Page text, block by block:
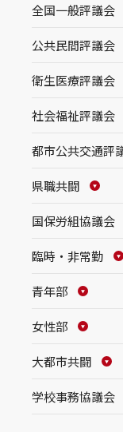
全国一般評議会
公共民間評議会
衛生医療評議会
社会福祉評議会
都市公共交通評
県職共闘
国保労組協議会
臨時・非常勤
青年部
女性部
大都市共闘
学校事務協議会